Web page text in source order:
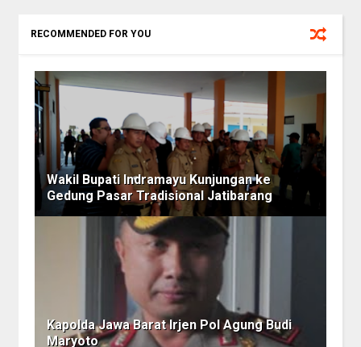
RECOMMENDED FOR YOU
Wakil Bupati Indramayu Kunjungan ke
Gedung Pasar Tradisional Jatibarang
Kapolda Jawa Barat Irjen Pol Agung Budi
Maryoto